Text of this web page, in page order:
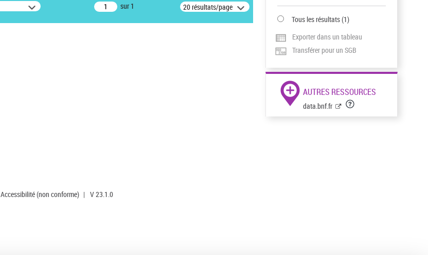
sur 1 20 résultats/page
Tous les résultats(1)
Exporter dans un tableau
Transférer pour un SGB
AUTRES RESSOURCES
data.bnf.fr
Accessibilité (non conforme) | V 23.1.0